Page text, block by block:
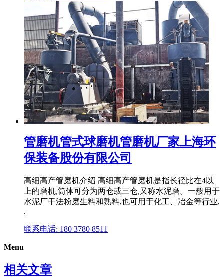
管磨机管式球磨机管磨机厂家上海环
保装备股份有限公司
高细高产管磨机介绍 高细高产管磨机是指长径比在4以
上的磨机,筒体可分为两仓或三仓,又称水泥磨。一般用于
水泥厂干法粉磨生料和熟料,也可用于化工、冶金等行业,
.
联系电话: 180 3780 8511
Menu
相关文章